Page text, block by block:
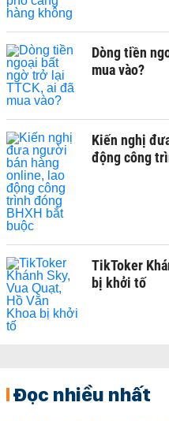
Dòng tiền
mua vào?
Kiến nghị
động công
TikToker
bị khởi tố
Đọc nhiều nhất